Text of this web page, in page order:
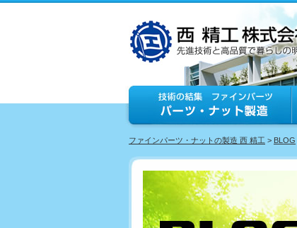
ファインパーツ・ナットの製造 西 精工 > BLOG